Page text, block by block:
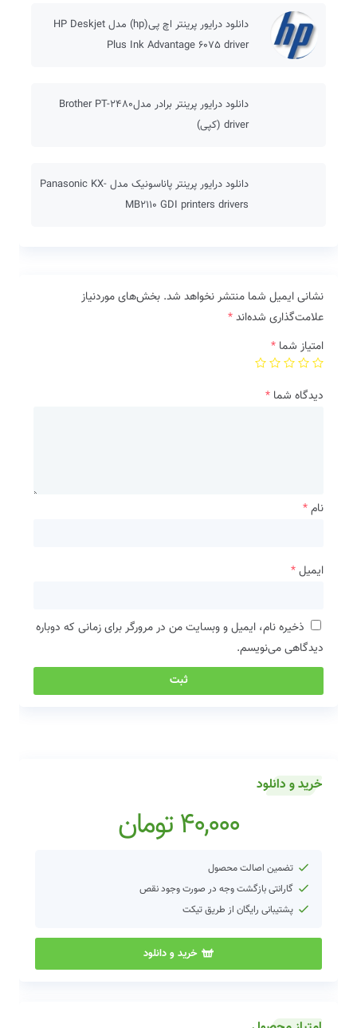
دانلود درایور پرینتر اچ پی(hp) مدل HP Deskjet
Plus Ink Advantage 6075 driver
دانلود درایور پرینتر برادر مدلBrother PT-2480
driver (کپی)
دانلود درایور پرینتر پاناسونیک مدل Panasonic KX-
MB2110 GDI printers drivers
نشانی ایمیل شما منتشر نخواهد شد. بخش‌های موردنیاز
علامت‌گذاری شده‌اند*
امتیاز شما *
دیدگاه شما *
نام*
ایمیل*
ذخیره نام، ایمیل و وبسایت من در مرورگر برای زمانی که دوباره
دیدگاهی می‌نویسم.
خرید و دانلود
40,000تومان
تضمین اصالت محصول
گارانتی بازگشت وجه در صورت وجود نقص
پشتیبانی رایگان از طریق تیکت
خرید و دانلود